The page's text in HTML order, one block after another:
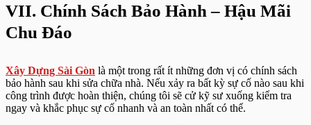
VII. Chính Sách Bảo Hành – Hậu Mãi
Chu Đáo
Xây Dựng Sài Gòn là một trong rất ít những đơn vị có chính sách
bảo hành sau khi sửa chữa nhà. Nếu xảy ra bất kỳ sự cố nào sau khi
công trình được hoàn thiện, chúng tôi sẽ cử kỹ sư xuống kiểm tra
ngay và khắc phục sự cố nhanh và an toàn nhất có thể.